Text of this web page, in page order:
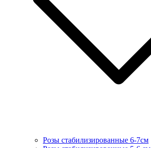
Розы стабилизированные 6-7см